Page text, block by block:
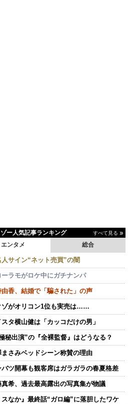
ー人気記事ランキング すべて見る
エンタメ 総合
人サイン“ネット売買”の闇
ーラモがロケ中にガチナンパ
由香、結婚で「騙された」の声
ゾがオリコン1位も実売は……
タ横山健は「カッコだけの男」
秘出演”の『全裸監督』はどうなる？
まさみベッドシーン称賛の理由
バツ開幕も観客席はガラガラの春夏格差
真希、過去最高露出の写真集が物議
スなか』最終話“ガロ編”に落胆したワケ